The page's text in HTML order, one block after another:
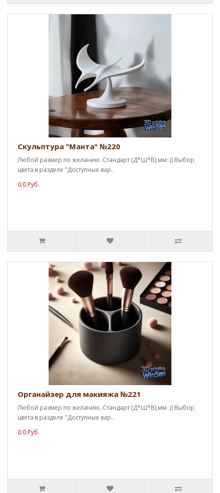
Скульптура "Манта" №220
Любой размер по желанию. Стандарт (Д*Ш*В),мм: () Выбор
цвета в разделе "Доступные вар..
0.0 Руб.
Органайзер для макияжа №221
Любой размер по желанию. Стандарт (Д*Ш*В),мм: () Выбор
цвета в разделе "Доступные вар..
0.0 Руб.